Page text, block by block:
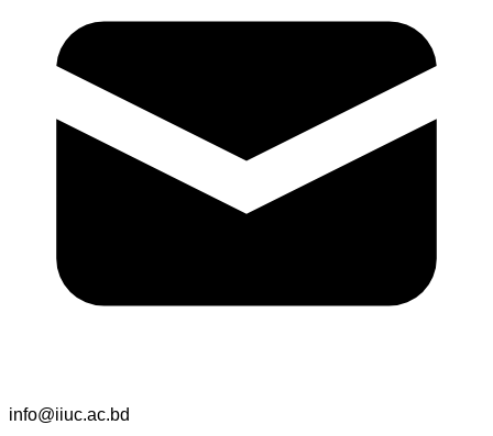
info@iiuc.ac.bd